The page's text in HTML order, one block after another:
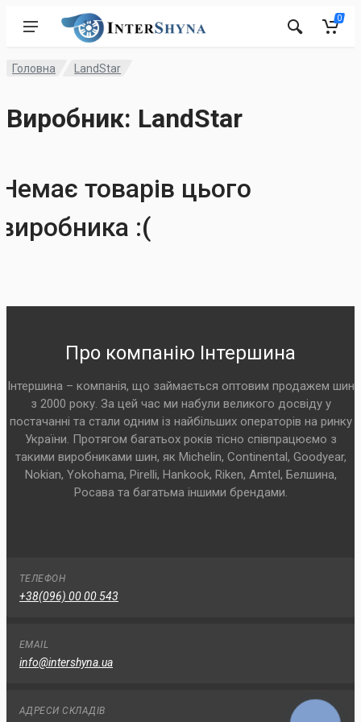
0
Головна LandStar
Виробник: LandStar
Немає товарів цього
виробника :(
Про компанію Інтершина
Інтершина – компанія, що займається оптовим продажем шин
з 2000 року. За цей час ми набули великого досвіду у
постачанні та стали одним із найбільших операторів на ринку
України. Протягом багатьох років тісно співпрацюємо з
такими виробниками шин, як Michelin, Continental, Goodyear,
Nokian, Yokohama, Pirelli, Hankook, Riken, Amtel, Белшина,
Росава та багатьма іншими брендами.
ТЕЛЕФОН
+38(096) 00 00 543
EMAIL
info@intershyna.ua
АДРЕСИ СКЛАДІВ